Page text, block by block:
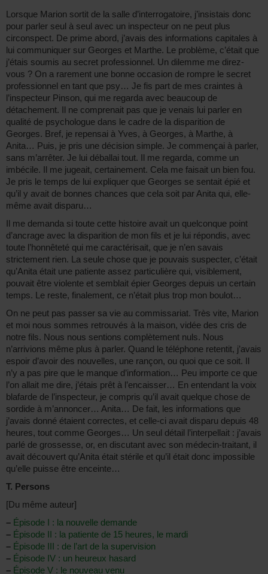
Lorsque Marion sortit de la salle d’interrogatoire, j’insistais donc
pour parler seul à seul avec un inspecteur on ne peut plus
circonspect. De prime abord, j’avais des informations capitales à
lui communiquer sur Georges et Marthe. Le problème, c’était que
j’étais soumis au secret professionnel. Un dilemme me direz-
vous ? On a rarement une bonne occasion de rompre le secret
professionnel en tant que psy… Je fis part de mes craintes à
l’inspecteur Pinson, qui me regarda avec beaucoup de
détachement. Il ne comprenait pas que je venais lui parler en
qualité de psychologue dans le cadre de la disparition de
Georges. Bref, je repensai à Yves, à Georges, à Marthe, à
Anita… Puis, je pris une décision simple. Je commençai à parler,
sans m’arrêter. Je lui déballai tout. Il me regarda, comme un
imbécile. Il me jugeait, certainement. Cela me faisait un bien fou.
Je pris le temps de lui expliquer que Georges se sentait épié et
qu’il y avait de bonnes chances que cela soit par Anita qui, elle-
même avait disparu…
Il me demanda si toute cette histoire avait un quelconque point
d’ancrage avec la disparition de mon fils et je lui répondis, avec
toute l’honnêteté qui me caractérisait, que je n’en savais
strictement rien. La seule chose que je pouvais suspecter, c’était
qu’Anita était une patiente assez particulière qui, visiblement,
pouvait être violente et semblait épier Georges depuis un certain
temps. Le reste, finalement, ce n’était plus trop mon boulot…
On ne peut pas passer sa vie au commissariat. Très vite, Marion
et moi nous sommes retrouvés à la maison, vidée des cris de
notre fils. Nous nous sentions complètement nuls. Nous
n’arrivions même plus à parler. Quand le téléphone retentit, j’avais
espoir d’avoir des nouvelles, une rançon, ou quoi que ce soit. Il
n’y a pas pire que le manque d’information… Peu importe ce que
l’on allait me dire, j’étais prêt à l’encaisser… En entendant la voix
blafarde de l’inspecteur, je compris qu’il avait quelque chose de
sordide à m’annoncer… Anita… De fait, les informations que
j’avais donné étaient correctes, et celle-ci avait disparu depuis 48
heures, tout comme Georges… Un seul détail l’interpellait : j’avais
parlé de grossesse, or, en discutant avec son médecin-traitant, il
avait découvert qu’Anita était stérile et qu’il était donc impossible
qu’elle puisse être enceinte…
T. Persons
[Du même auteur]
– Épisode I : la nouvelle demande
– Épisode II : la patiente de 15 heures, le mardi
– Épisode III : de l’art de la supervision
– Épisode IV : un heureux hasard
– Épisode V : le nouveau venu